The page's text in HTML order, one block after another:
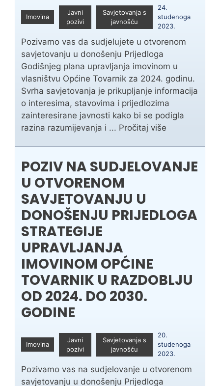
Imovina
Javni
pozivi
Savjetovanja s
javnošću
24.
studenoga
2023.
Pozivamo vas da sudjelujete u otvorenom
savjetovanju u donošenju Prijedloga
Godišnjeg plana upravljanja imovinom u
vlasništvu Općine Tovarnik za 2024. godinu.
Svrha savjetovanja je prikupljanje informacija
o interesima, stavovima i prijedlozima
zainteresirane javnosti kako bi se podigla
razina razumijevanja i ... Pročitaj više
POZIV NA SUDJELOVANJE
U OTVORENOM
SAVJETOVANJU U
DONOŠENJU PRIJEDLOGA
STRATEGIJE
UPRAVLJANJA
IMOVINOM OPĆINE
TOVARNIK U RAZDOBLJU
OD 2024. DO 2030.
GODINE
Imovina
Javni
pozivi
Savjetovanja s
javnošću
20.
studenoga
2023.
Pozivamo vas na sudjelovanje u otvorenom
savjetovanju u donošenju Prijedloga